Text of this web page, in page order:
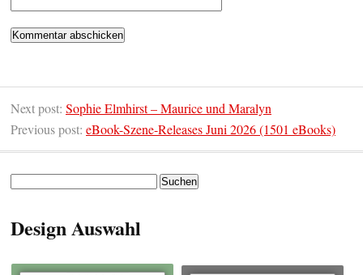
Next post: Sophie Elmhirst – Maurice und Maralyn
Previous post: eBook-Szene-Releases Juni 2026 (1501 eBooks)
Design Auswahl